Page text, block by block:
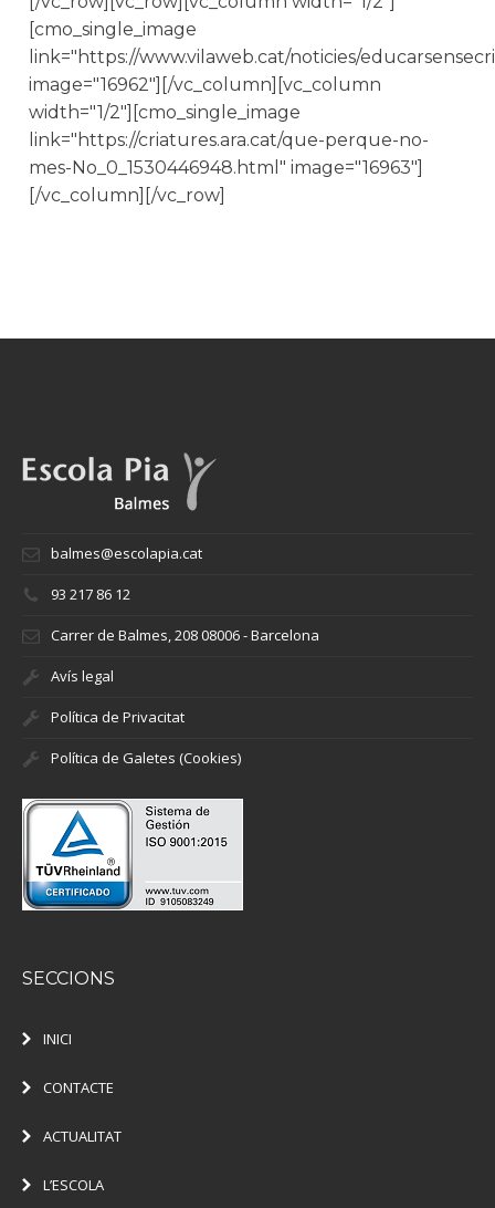
[cmo_single_image
link="https://www.vilaweb.cat/noticies/
image="16962"][/vc_column][vc_column
width="1/2"][cmo_single_image
link="https://criatures.ara.cat/que-perque-no-
mes-No_0_1530446948.html" image="16963"]
[/vc_column][/vc_row]
balmes@escolapia.cat
93 217 86 12
Carrer de Balmes, 208 08006 - Barcelona
Avís legal
Política de Privacitat
Política de Galetes (Cookies)
SECCIONS
INICI
CONTACTE
ACTUALITAT
L’ESCOLA